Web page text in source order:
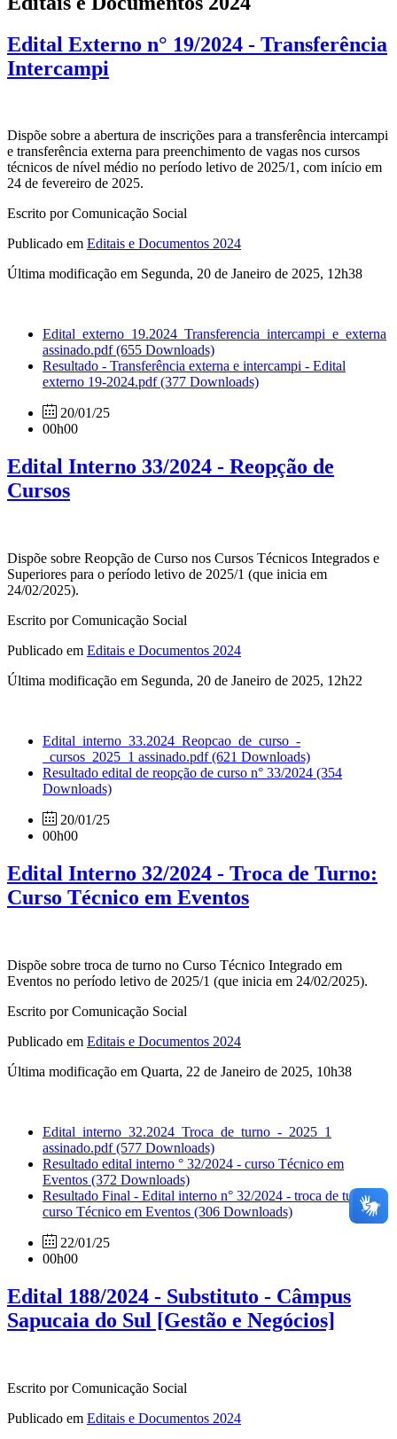
Edital Externo n° 19/2024 - Transferência
Intercampi
Dispõe sobre a abertura de inscrições para a transferência intercampi
e transferência externa para preenchimento de vagas nos cursos
técnicos de nível médio no período letivo de 2025/1, com início em
24 de fevereiro de 2025.
Escrito por Comunicação Social
Publicado em Editais e Documentos 2024
Última modificação em Segunda, 20 de Janeiro de 2025, 12h38
Edital_externo_19.2024_Transferencia_intercampi_e_externa
assinado.pdf(655 Downloads)
Resultado - Transferência externa e intercampi - Edital
externo 19-2024.pdf(377 Downloads)
20/01/25
00h00
Edital Interno 33/2024 - Reopção de
Cursos
Dispõe sobre Reopção de Curso nos Cursos Técnicos Integrados e
Superiores para o período letivo de 2025/1 (que inicia em
24/02/2025).
Escrito por Comunicação Social
Publicado em Editais e Documentos 2024
Última modificação em Segunda, 20 de Janeiro de 2025, 12h22
Edital_interno_33.2024_Reopcao_de_curso_-
_cursos_2025_1 assinado.pdf(621 Downloads)
Resultado edital de reopção de curso n° 33/2024 (354
Downloads)
20/01/25
00h00
Edital Interno 32/2024 - Troca de Turno:
Curso Técnico em Eventos
Dispõe sobre troca de turno no Curso Técnico Integrado em
Eventos no período letivo de 2025/1 (que inicia em 24/02/2025).
Escrito por Comunicação Social
Publicado em Editais e Documentos 2024
Última modificação em Quarta, 22 de Janeiro de 2025, 10h38
Edital_interno_32.2024_Troca_de_turno_-_2025_1
assinado.pdf(577 Downloads)
Resultado edital interno ° 32/2024 - curso Técnico em
Eventos (372 Downloads)
Resultado Final - Edital interno n° 32/2024 - troca de turno -
curso Técnico em Eventos (306 Downloads)
22/01/25
00h00
Edital 188/2024 - Substituto - Câmpus
Sapucaia do Sul [Gestão e Negócios]
Escrito por Comunicação Social
Publicado em Editais e Documentos 2024